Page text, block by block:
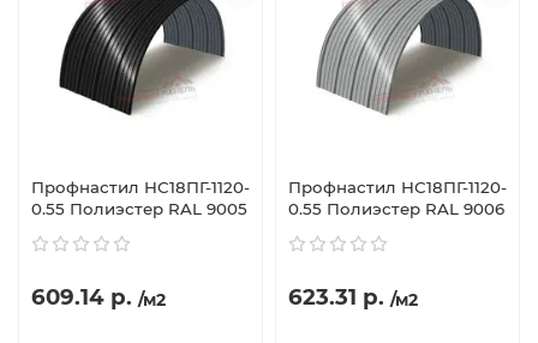
Профнастил НС18ПГ-1120-
0.55 Полиэстер RAL 9005
609.14 р. /м2
Профнастил НС18ПГ-1120-
0.55 Полиэстер RAL 9006
623.31 р. /м2